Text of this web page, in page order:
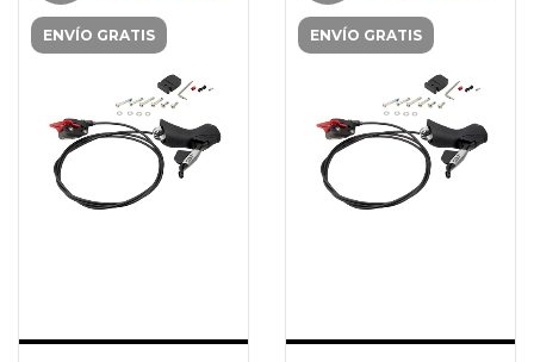
ENVÍO GRATIS ENVÍO GRATIS